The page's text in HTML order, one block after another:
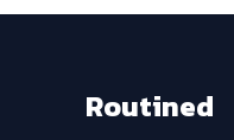
Routined